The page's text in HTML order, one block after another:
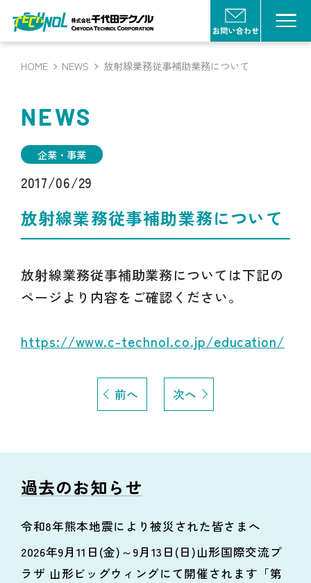
HOME NEWS 放射線業務従事補助業務について
NEWS
企業・事業
2017/06/29
放射線業務従事補助業務について
放射線業務従事補助業務については下記の
ページより内容をご確認ください。
https://www.c-technol.co.jp/education/
前へ 次へ
過去のお知らせ
令和8年熊本地震により被災された皆さまへ
2026年9月11日(金)～9月13日(日)山形国際交流プ
ラザ 山形ビッグウィングにて開催されます「第